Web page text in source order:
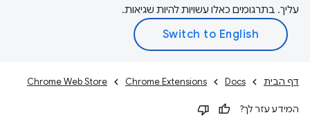
עליך. בתרגומים כאלו עשויות להיות שגיאות.
דף הבית Docs
Chrome Extensions
Chrome Web Store
המידע עזר לך?